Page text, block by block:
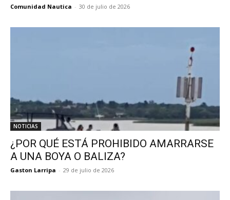
Comunidad Nautica - 30 de julio de 2026
NOTICIAS
¿POR QUÉ ESTÁ PROHIBIDO AMARRARSE
A UNA BOYA O BALIZA?
Gaston Larripa - 29 de julio de 2026